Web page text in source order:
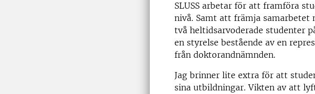
SLUSS arbetar för att framföra
nivå. Samt att främja samarbetet
två heltidsarvoderade studenter
en styrelse bestående av en
från doktorandnämnden.
Jag brinner lite extra för att
sina utbildningar. Vikten av att